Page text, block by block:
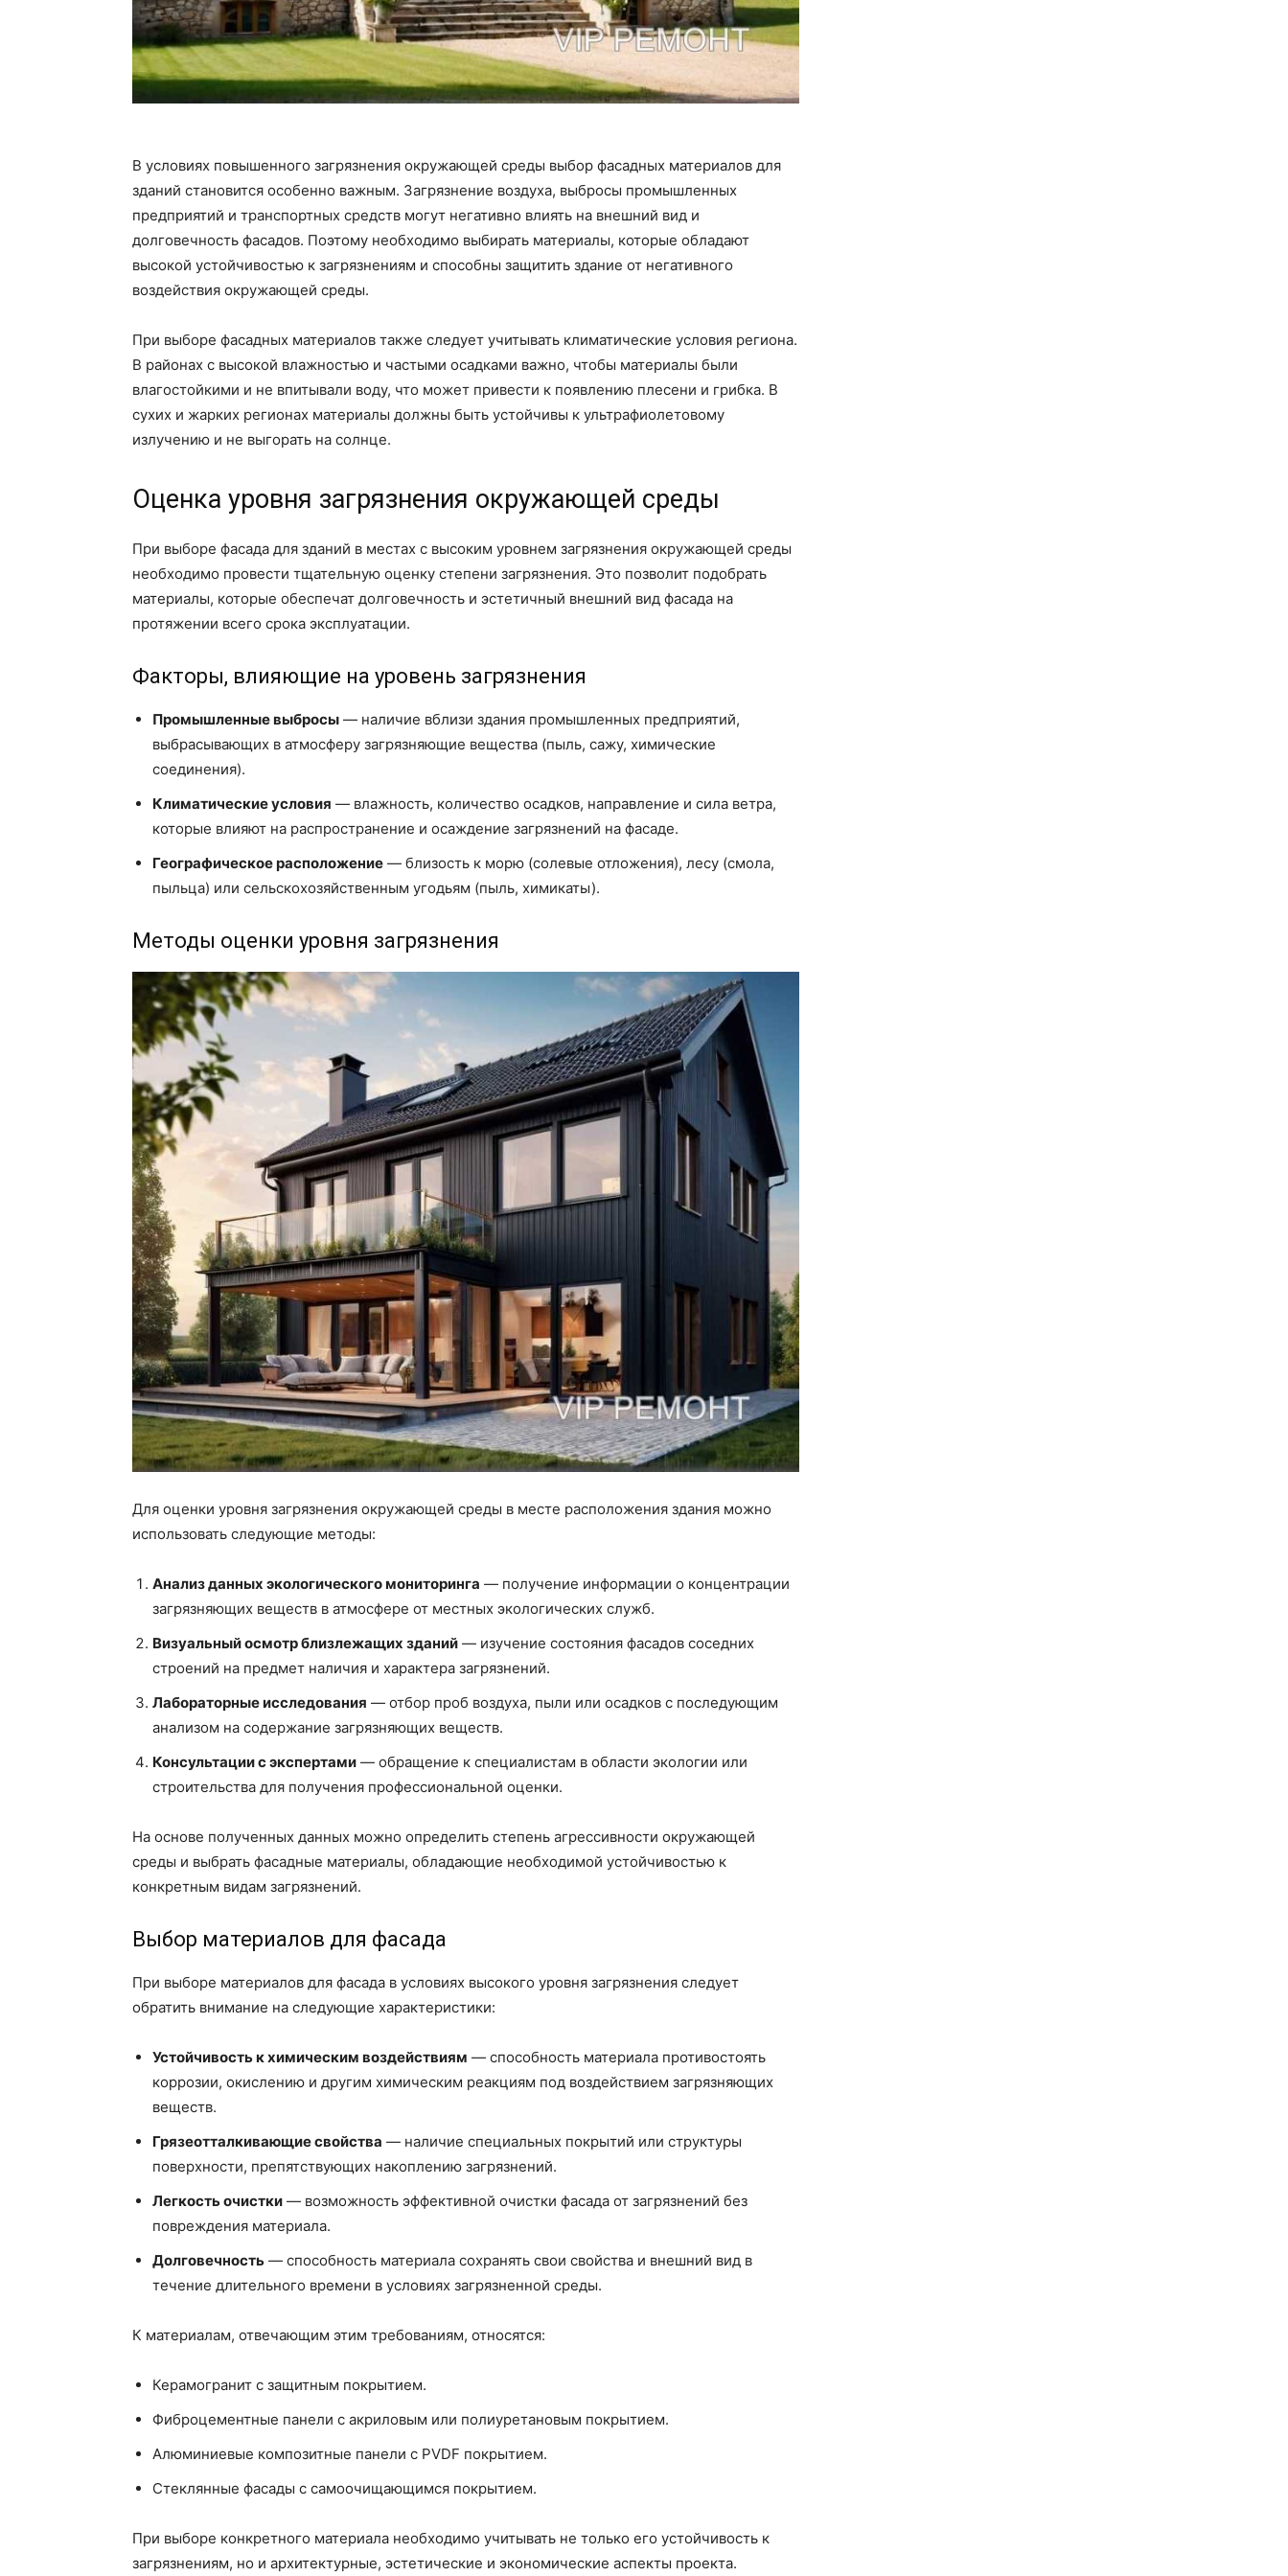
В условиях повышенного загрязнения окружающей среды выбор фасадных материалов для
зданий становится особенно важным. Загрязнение воздуха, выбросы промышленных
предприятий и транспортных средств могут негативно влиять на внешний вид и
долговечность фасадов. Поэтому необходимо выбирать материалы, которые обладают
высокой устойчивостью к загрязнениям и способны защитить здание от негативного
воздействия окружающей среды.
При выборе фасадных материалов также следует учитывать климатические условия региона.
В районах с высокой влажностью и частыми осадками важно, чтобы материалы были
влагостойкими и не впитывали воду, что может привести к появлению плесени и грибка. В
сухих и жарких регионах материалы должны быть устойчивы к ультрафиолетовому
излучению и не выгорать на солнце.
Оценка уровня загрязнения окружающей среды
При выборе фасада для зданий в местах с высоким уровнем загрязнения окружающей среды
необходимо провести тщательную оценку степени загрязнения. Это позволит подобрать
материалы, которые обеспечат долговечность и эстетичный внешний вид фасада на
протяжении всего срока эксплуатации.
Факторы, влияющие на уровень загрязнения
Промышленные выбросы — наличие вблизи здания промышленных предприятий,
выбрасывающих в атмосферу загрязняющие вещества (пыль, сажу, химические
соединения).
Климатические условия — влажность, количество осадков, направление и сила ветра,
которые влияют на распространение и осаждение загрязнений на фасаде.
Географическое расположение — близость к морю (солевые отложения), лесу (смола,
пыльца) или сельскохозяйственным угодьям (пыль, химикаты).
Методы оценки уровня загрязнения
Для оценки уровня загрязнения окружающей среды в месте расположения здания можно
использовать следующие методы:
Анализ данных экологического мониторинга — получение информации о концентрации
загрязняющих веществ в атмосфере от местных экологических служб.
Визуальный осмотр близлежащих зданий — изучение состояния фасадов соседних
строений на предмет наличия и характера загрязнений.
Лабораторные исследования — отбор проб воздуха, пыли или осадков с последующим
анализом на содержание загрязняющих веществ.
Консультации с экспертами — обращение к специалистам в области экологии или
строительства для получения профессиональной оценки.
На основе полученных данных можно определить степень агрессивности окружающей
среды и выбрать фасадные материалы, обладающие необходимой устойчивостью к
конкретным видам загрязнений.
Выбор материалов для фасада
При выборе материалов для фасада в условиях высокого уровня загрязнения следует
обратить внимание на следующие характеристики:
Устойчивость к химическим воздействиям — способность материала противостоять
коррозии, окислению и другим химическим реакциям под воздействием загрязняющих
веществ.
Грязеотталкивающие свойства — наличие специальных покрытий или структуры
поверхности, препятствующих накоплению загрязнений.
Легкость очистки — возможность эффективной очистки фасада от загрязнений без
повреждения материала.
Долговечность — способность материала сохранять свои свойства и внешний вид в
течение длительного времени в условиях загрязненной среды.
К материалам, отвечающим этим требованиям, относятся:
Керамогранит с защитным покрытием.
Фиброцементные панели с акриловым или полиуретановым покрытием.
Алюминиевые композитные панели с PVDF покрытием.
Стеклянные фасады с самоочищающимся покрытием.
При выборе конкретного материала необходимо учитывать не только его устойчивость к
загрязнениям, но и архитектурные, эстетические и экономические аспекты проекта.